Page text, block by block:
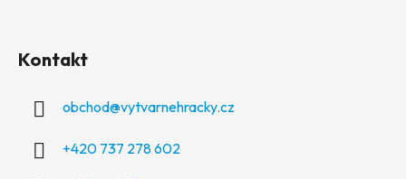
Kontakt
obchod@vytvarnehracky.cz
+420 737 278 602